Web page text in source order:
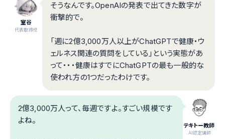
室谷
代表取締役
そうなんです。OpenAIの発表で出てきた数字が
衝撃的で。
「週に2億3,000万人以上がChatGPTで健康・ウ
ェルネス関連の質問をしている」という実態があ
って・・・健康はすでにChatGPTの最も一般的な
使われ方の1つだったわけです。
テキトー教師
.AI認定講師
2億3,000万人って、毎週ですよ。すごい規模です
よね。